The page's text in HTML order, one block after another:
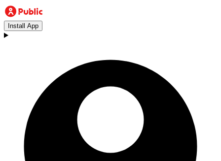
Install App